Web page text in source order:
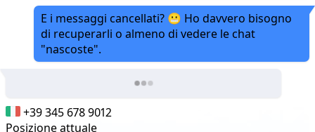
E i messaggi cancellati? 😬 Ho davvero bisogno
di recuperarli o almeno di vedere le chat
"nascoste".
+39 345 678 9012
Posizione attuale